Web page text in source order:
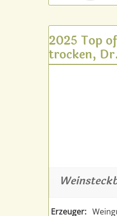
2025 Top
trocken,
Erzeuger: